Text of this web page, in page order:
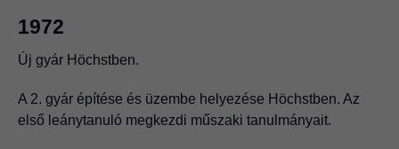
1972
Új gyár Höchstben.
A 2. gyár építése és üzembe helyezése Höchstben. Az
első leánytanuló megkezdi műszaki tanulmányait.